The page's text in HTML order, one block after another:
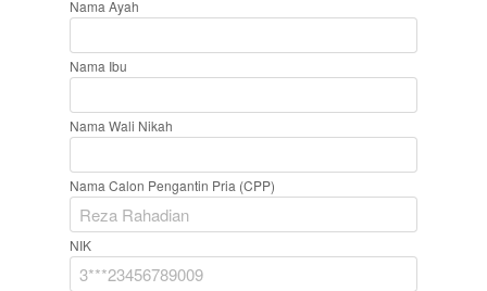
Nama Ayah
Nama Ibu
Nama Wali Nikah
Nama Calon Pengantin Pria (CPP)
NIK